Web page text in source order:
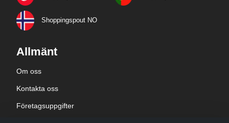
Shoppingspout NO
Allmänt
Om oss
Kontakta oss
Företagsuppgifter